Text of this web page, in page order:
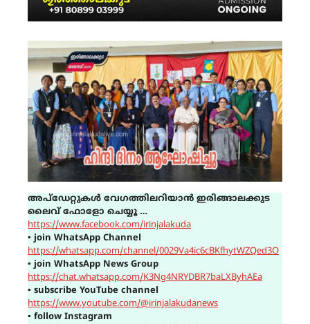
അപ്ഡേറ്റുകൾ വേഗത്തിലറിയാൻ ഇരിങ്ങാലക്കുട
ലൈവ് ഫോളോ ചെയ്യൂ …
https://www.facebook.com/irinjalakuda
▪join WhatsApp Channel
https://whatsapp.com/channel/0029Va4ic6cBKfhytWZQed3O
▪join WhatsApp News Group
https://chat.whatsapp.com/K3Ng4NRYDBR7baLXByhAEa
▪ subscribe YouTube channel
https://www.youtube.com/@irinjalakudanews
▪ follow Instagram